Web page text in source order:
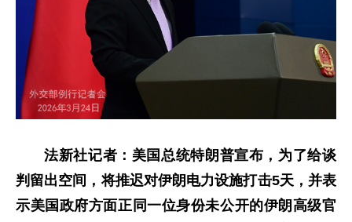
法新社记者：美国总统特朗普宣布，为了给谈
判留出空间，将推迟对伊朗电力设施打击5天，并表
示美国政府方面正同一位身份未公开的伊朗高级官